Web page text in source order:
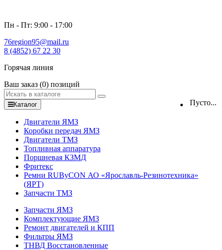
Пн - Пт: 9:00 - 17:00
76region95@mail.ru
8 (4852) 67 22 30
Горячая линия
Ваш заказ (0) позиций
Пусто...
Каталог
Двигатели ЯМЗ
Коробки передач ЯМЗ
Двигатели ТМЗ
Топливная аппаратура
Поршневая КЗМД
Фритекс
Ремни RUByCON АО «Ярославль-Резинотехника»
(ЯРТ)
Запчасти ТМЗ
Запчасти ЯМЗ
Комплектующие ЯМЗ
Ремонт двигателей и КПП
Фильтры ЯМЗ
ТНВД Восстановленные